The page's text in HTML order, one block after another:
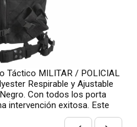
Táctico MILITAR / POLICIAL
Respirable y Ajustable
Con todos los porta
intervención exitosa. Este